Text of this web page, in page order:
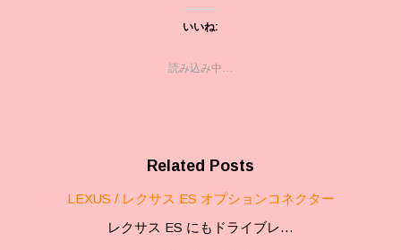
いいね:
読み込み中…
Related Posts
LEXUS / レクサス ES オプションコネクター
レクサス ES にもドライブレ…